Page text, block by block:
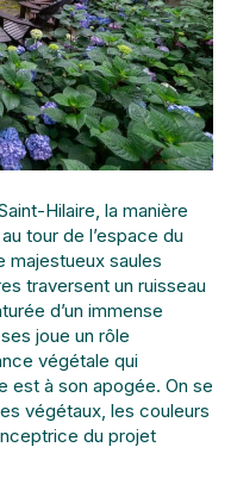
Hilaire, la manière
tour de l’espace du
saules
traversent un ruisseau
d’un immense
joue un rôle
végétale qui
est à son apogée. On se
végétaux, les couleurs
du projet